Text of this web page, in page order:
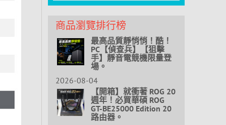
商品瀏覽排行榜
最高品質靜悄悄！酷！
PC【偵查兵】【狙擊
手】靜音電競機限量登
場。
2026-08-04
【開箱】就衝著 ROG 20
週年！必買華碩 ROG
GT-BE25000 Edition 20
路由器。